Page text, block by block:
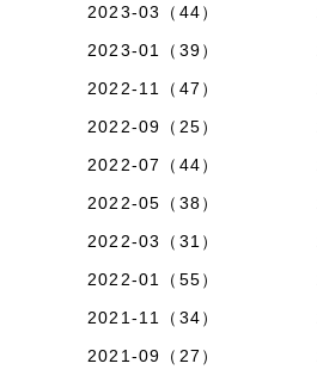
2023-03（44）
2023-01（39）
2022-11（47）
2022-09（25）
2022-07（44）
2022-05（38）
2022-03（31）
2022-01（55）
2021-11（34）
2021-09（27）